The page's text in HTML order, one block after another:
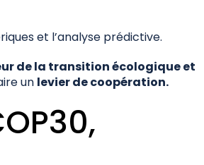
et l’analyse prédictive.
de la transition écologique et
un levier de coopération.